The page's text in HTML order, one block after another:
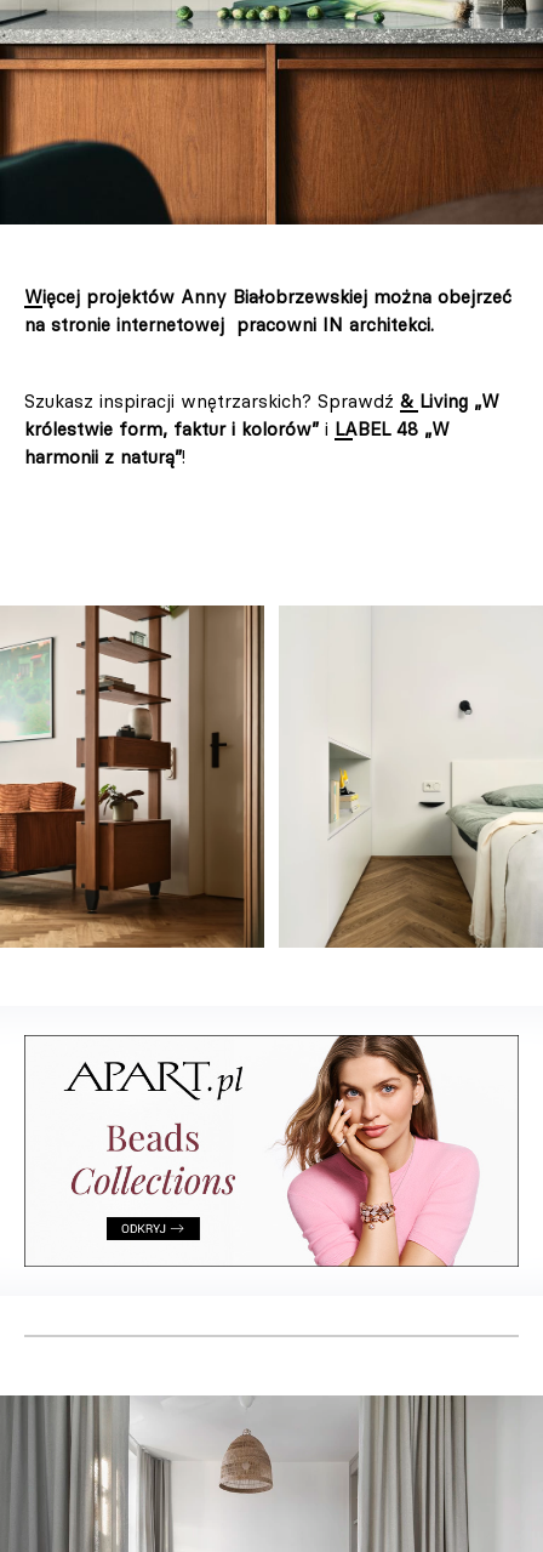
Więcej projektów Anny Białobrzewskiej można obejrzeć
na stronie internetowej pracowni IN architekci.
Szukasz inspiracji wnętrzarskich? Sprawdź & Living „W
królestwie form, faktur i kolorów” i LABEL 48 „W
harmonii z naturą”!